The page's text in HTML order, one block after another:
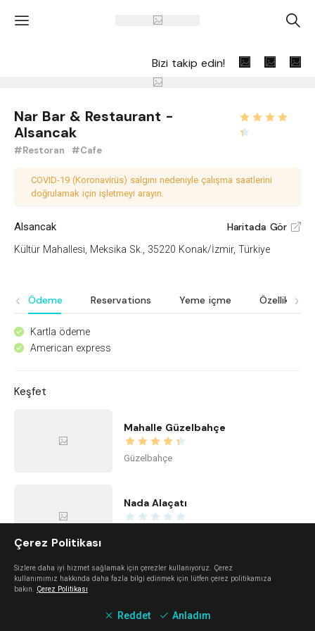
' A
Bizi takip edin!
Nar Bar & Restaurant -
Alsancak
#Restoran #Cafe
COVID-19 (Koronavirüs) salgını nedeniyle çalışma saatlerini
doğrulamak için işletmeyi arayın.
Alsancak Haritada Gör V
Kültür Mahallesi, Meksika Sk., 35220 Konak/İzmir, Türkiye
Ödeme Reservations Yeme içme Özellikler
^ Kartla ödeme
^ American express
Keşfet
Mahalle Güzelbahçe
Güzelbahçe
Nada Alaçatı
Alaçatı Forte
Alaçatı
Çerez Politikası
Sizlere daha iyi hizmet sağlamak için çerezler kullanıyoruz. Çerez
kullanımımız hakkında daha fazla bilgi edinmek için lütfen çerez politikamıza
bakın. Çerez Politikası
Reddet Anladım